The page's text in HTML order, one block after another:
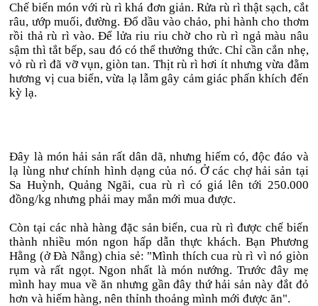
Chế biến món với rù rì khá đơn giản. Rửa rù rì thật sạch, cắt
râu, ướp muối, đường. Đổ dầu vào chảo, phi hành cho thơm
rồi thả rù rì vào. Để lửa riu riu chờ cho rù rì ngả màu nâu
sậm thì tắt bếp, sau đó có thể thưởng thức. Chỉ cần cắn nhẹ,
vỏ rù rì đã vỡ vụn, giòn tan. Thịt rù rì hơi ít nhưng vừa đằm
hương vị cua biển, vừa lạ lẫm gây cảm giác phấn khích đến
kỳ lạ.
Đây là món hải sản rất dân dã, nhưng hiếm có, độc đáo và
lạ lùng như chính hình dạng của nó. Ở các chợ hải sản tại
Sa Huỳnh, Quảng Ngãi, cua rù rì có giá lên tới 250.000
đồng/kg nhưng phải may mắn mới mua được.
Còn tại các nhà hàng đặc sản biển, cua rù rì được chế biến
thành nhiều món ngon hấp dẫn thực khách. Bạn Phương
Hằng (ở Đà Nẵng) chia sẻ: "Mình thích cua rù rì vì nó giòn
rụm và rất ngọt. Ngon nhất là món nướng. Trước đây mẹ
mình hay mua về ăn nhưng gần đây thứ hải sản này đắt đỏ
hơn và hiếm hàng, nên thỉnh thoảng mình mới được ăn".